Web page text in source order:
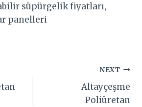
süpürgelik fiyatları,
panelleri
NEXT
Altayçeşme
Poliüretan